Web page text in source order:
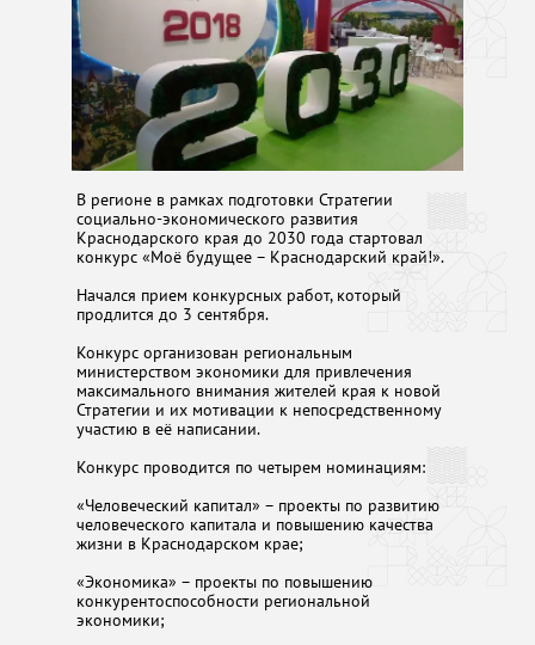
В регионе в рамках подготовки Стратегии
социально-экономического развития
Краснодарского края до 2030 года стартовал
конкурс «Моё будущее – Краснодарский край!».
Начался прием конкурсных работ, который
продлится до 3 сентября.
Конкурс организован региональным
министерством экономики для привлечения
максимального внимания жителей края к новой
Стратегии и их мотивации к непосредственному
участию в её написании.
Конкурс проводится по четырем номинациям:
«Человеческий капитал» – проекты по развитию
человеческого капитала и повышению качества
жизни в Краснодарском крае;
«Экономика» – проекты по повышению
конкурентоспособности региональной
экономики;